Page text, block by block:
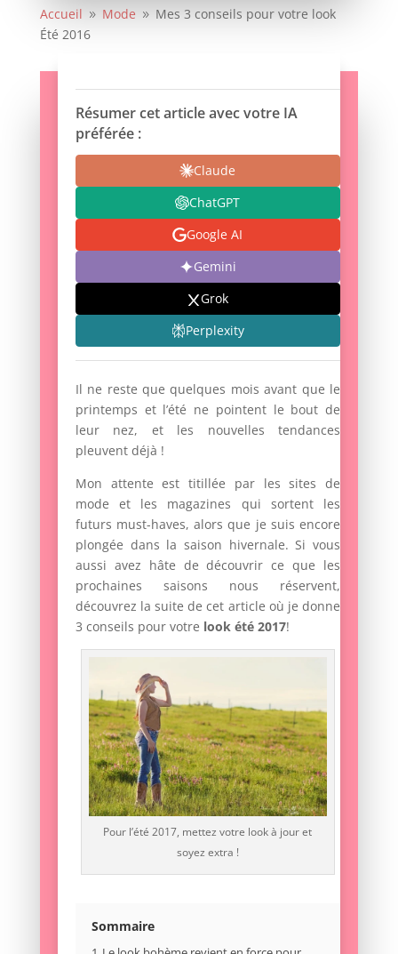
Accueil 9 Mode 9 Mes 3 conseils pour votre look
Été 2016
Résumer cet article avec votre IA
préférée :
Claude
ChatGPT
Google AI
Gemini
Grok
Perplexity
Il ne reste que quelques mois avant que le
printemps et l’été ne pointent le bout de
leur nez, et les nouvelles tendances
pleuvent déjà !
Mon attente est titillée par les sites de
mode et les magazines qui sortent les
futurs must-haves, alors que je suis encore
plongée dans la saison hivernale. Si vous
aussi avez hâte de découvrir ce que les
prochaines saisons nous réservent,
découvrez la suite de cet article où je donne
3 conseils pour votre look été 2017!
Pour l’été 2017, mettez votre look à jour et
soyez extra !
Sommaire